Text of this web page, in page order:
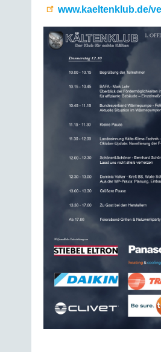
www.kaeltenklub.de/